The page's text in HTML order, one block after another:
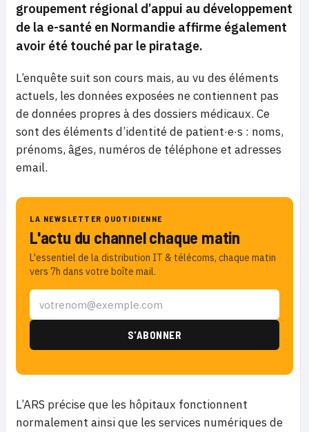
groupement régional d’appui au développement
de la e-santé en Normandie affirme également
avoir été touché par le piratage.
L’enquête suit son cours mais, au vu des éléments
actuels, les données exposées ne contiennent pas
de données propres à des dossiers médicaux. Ce
sont des éléments d’identité de patient·e·s : noms,
prénoms, âges, numéros de téléphone et adresses
email.
LA NEWSLETTER QUOTIDIENNE
L'actu du channel chaque matin
L'essentiel de la distribution IT & télécoms, chaque matin
vers 7h dans votre boîte mail.
L’ARS précise que les hôpitaux fonctionnent
normalement ainsi que les services numériques de